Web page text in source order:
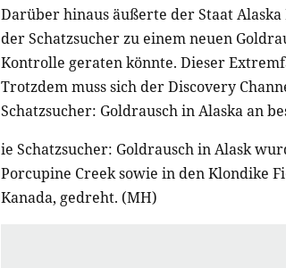
Darüber hinaus äußerte der Staat
der Schatzsucher zu einem neuen
Kontrolle geraten könnte. Dieser
Trotzdem muss sich der Discovery
Schatzsucher: Goldrausch in Alaska an
ie Schatzsucher: Goldrausch in Alask
Porcupine Creek sowie in den Klondike
Kanada, gedreht. (MH)